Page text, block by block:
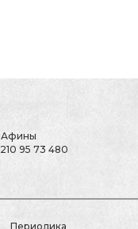
Афины
95 73 480
Периодика